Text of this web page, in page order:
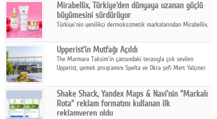
Mirabellix, Türkiye'den dünyaya uzanan güçlü
büyümesini sürdürüyor
Türkiye'nin yenilikçi dermokozmetik markalarından Mirabellix,
ürünleriyle hem yurt içinde hem de uluslararası pazarlarda
büyümesini sürdürüyor.
Upperist'in Mutfağı Açıldı
The Marmara Taksim'in çatısındaki terasıyla çok sevilen
Upperist, yemek programını Spelta ve Okra şefi Mert Yalçıner
Shake Shack, Yandex Maps & Navi'nin “Markalı
Rota” reklam formatını kullanan ilk
reklamveren oldu